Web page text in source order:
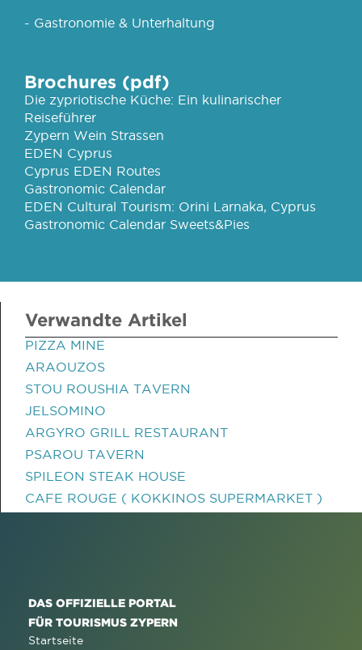
- Gastronomie & Unterhaltung
Brochures (pdf)
Die zypriotische Küche: Ein kulinarischer
Reiseführer
Zypern Wein Strassen
EDEN Cyprus
Cyprus EDEN Routes
Gastronomic Calendar
EDEN Cultural Tourism: Orini Larnaka, Cyprus
Gastronomic Calendar Sweets&Pies
Verwandte Artikel
PIZZA MINE
ARAOUZOS
STOU ROUSHIA TAVERN
JELSOMINO
ARGYRO GRILL RESTAURANT
PSAROU TAVERN
SPILEON STEAK HOUSE
CAFE ROUGE ( KOKKINOS SUPERMARKET )
DAS OFFIZIELLE PORTAL
FÜR TOURISMUS ZYPERN
Startseite